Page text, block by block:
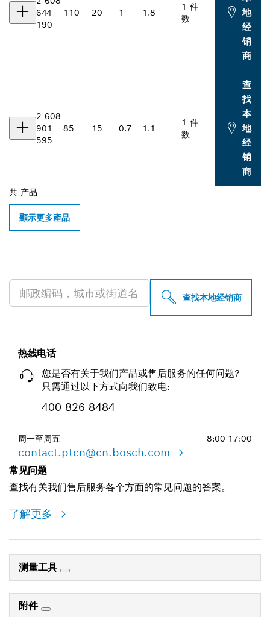
644
190
110 20 1 1.8
1 件
数
地
经
销
商
2 608
901
595
85 15 0.7 1.1
1 件
数
查
找
本
地
经
销
商
共 产品
顯示更多產品
查找本地经销商
热线电话
您是否有关于我们产品或售后服务的任何问题?
只需通过以下方式向我们致电:
400 826 8484
周一至周五 8:00-17:00
contact.ptcn@cn.bosch.com
常见问题
查找有关我们售后服务各个方面的常见问题的答案。
了解更多
测量工具
附件